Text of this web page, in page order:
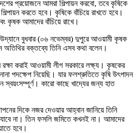
প্রয়োজনে আমরা শিল্পায়ন করবো, তবে কৃষিকে
করতে হবে। কৃষিকে বাঁচিয়ে রাখতে হবে।
কৃষক আমাদের বাঁচিয়ে রাখে।
উদ্যানে বুধবার (০৬ নভেম্বর) দুপুরে আওয়ামী কৃষক
অতিথির বক্তব্যে তিনি এসব কথা বলেন।
রক্ষা করাই আওয়ামী লীগ সরকারে লক্ষ্য। কৃষকের
পদক্ষেপ নিয়েছি। যার ফলশ্রুতিতে কৃষি উৎপাদন
কারো কাছে খাদ্যের জন্য হাত
দিকে নজর দেওয়ার আহ্বান জানিয়ে তিনি
না। তিন ফসলি জমিতে কখনই না। আমাদের
হবে।